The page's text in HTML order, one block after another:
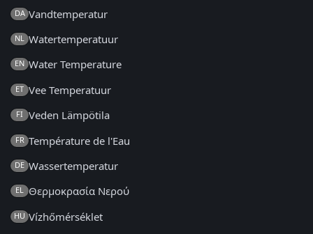
DA Vandtemperatur
NL Watertemperatuur
EN Water Temperature
ET Vee Temperatuur
FI Veden Lämpötila
FR Température de l'Eau
DE Wassertemperatur
EL Θερμοκρασία Νερού
HU Vízhőmérséklet